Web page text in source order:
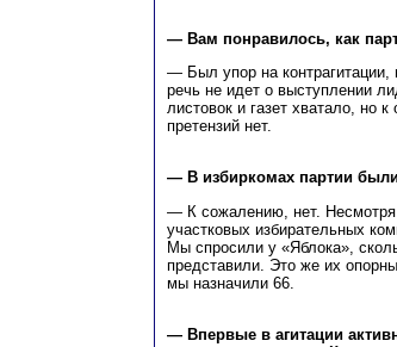
— Вам понравилось, как
— Был упор на контрагитации,
речь не идет о выступлении
листовок и газет хватало, но
претензий нет.
— В избиркомах партии
— К сожалению, нет. Несмотря
участковых избирательных
Мы спросили у «Яблока»,
представили. Это же их
мы назначили 66.
— Впервые в агитации